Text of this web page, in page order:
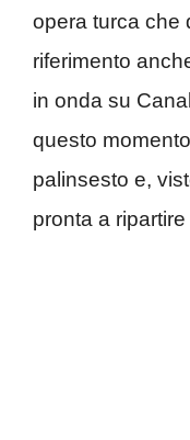
opera turca che
riferimento
in onda su
questo
palinsesto e,
pronta a